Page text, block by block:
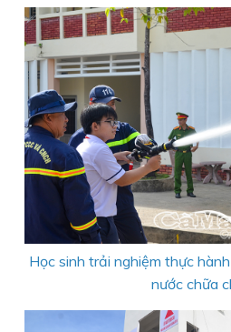
Học sinh trải nghiệm thực
nước chữa